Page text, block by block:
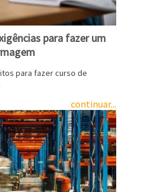
para fazer um
para fazer curso de
continuar...